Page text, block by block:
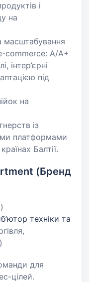
і
на
масштабування
commerce: A/A+
інтер’єрні
під
на
із
платформами
Балтії.
(Бренд
техніки та
для
цілей.